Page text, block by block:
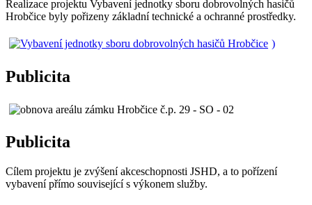
Realizace projektu Vybavení jednotky sboru dobrovolných hasičů
Hrobčice byly pořizeny základní technické a ochranné prostředky.
)
Publicita
Publicita
Cílem projektu je zvýšení akceschopnosti JSHD, a to pořízení
vybavení přímo související s výkonem služby.